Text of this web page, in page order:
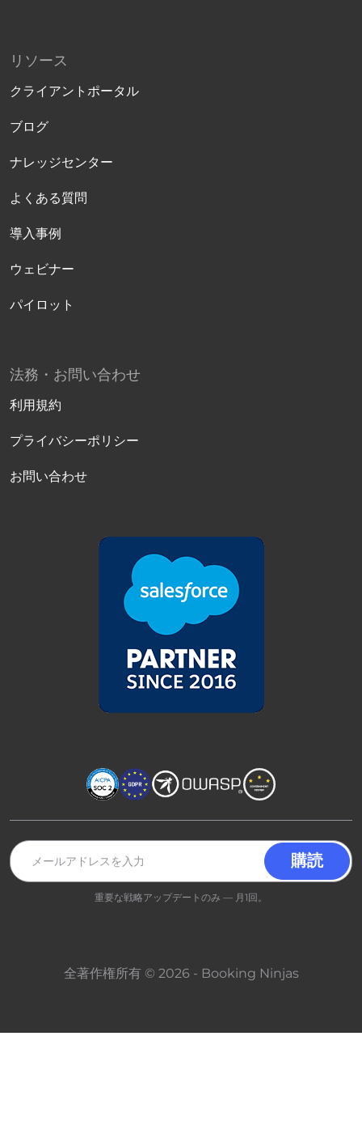
リソース
クライアントポータル
ブログ
ナレッジセンター
よくある質問
導入事例
ウェビナー
パイロット
法務・お問い合わせ
利用規約
プライバシーポリシー
お問い合わせ
重要な戦略アップデートのみ — 月1回。
全著作権所有 © 2026 - Booking Ninjas